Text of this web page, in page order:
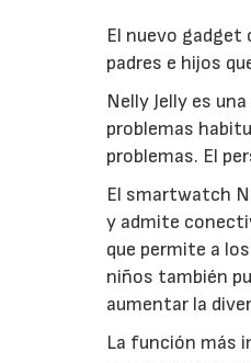
El nuevo gadget
padres e hijos
Nelly Jelly es
problemas
problemas. El
El smartwatch
y admite
que permite a
niños también
aumentar la
La función más